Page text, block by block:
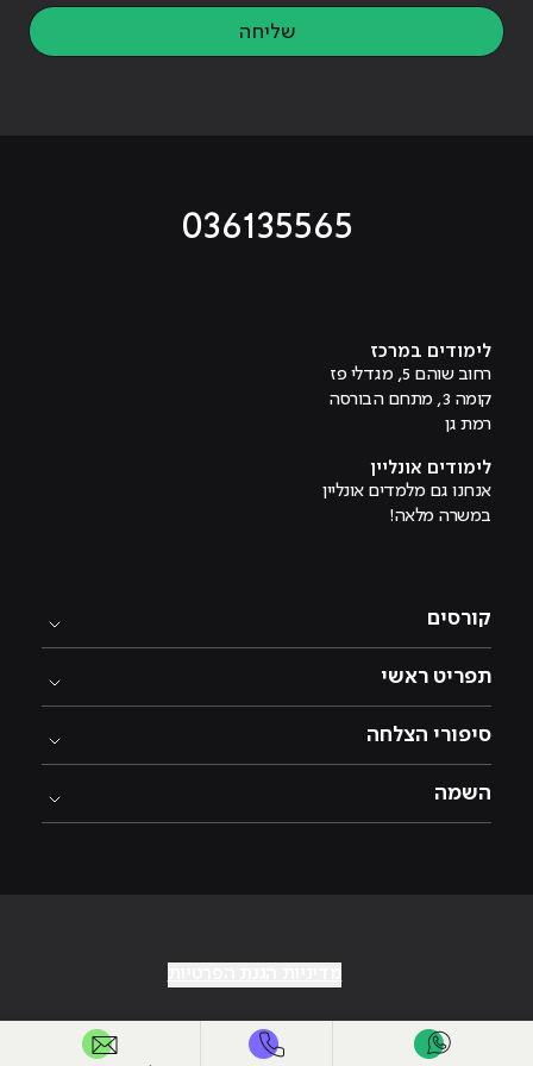
שליחה
036135565
לימודים במרכז
רחוב שוהם 5, מגדלי פז
קומה 3, מתחם הבורסה
רמת גן
לימודים אונליין
אנחנו גם מלמדים אונליין
במשרה מלאה!
קורסים
תפריט ראשי
סיפורי הצלחה
השמה